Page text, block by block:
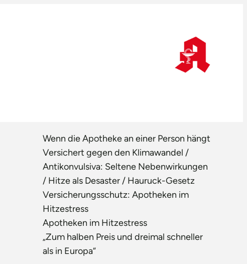
Wenn die Apotheke an einer Person hängt
Versichert gegen den Klimawandel /
Antikonvulsiva: Seltene Nebenwirkungen
/ Hitze als Desaster / Hauruck-Gesetz
Versicherungsschutz: Apotheken im
Hitzestress
Apotheken im Hitzestress
„Zum halben Preis und dreimal schneller
als in Europa“